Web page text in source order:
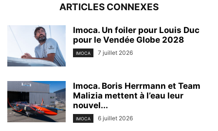
ARTICLES CONNEXES
Imoca. Un foiler pour Louis Duc
pour le Vendée Globe 2028
IMOCA 7 juillet 2026
Imoca. Boris Herrmann et Team
Malizia mettent à l’eau leur
nouvel...
IMOCA 6 juillet 2026